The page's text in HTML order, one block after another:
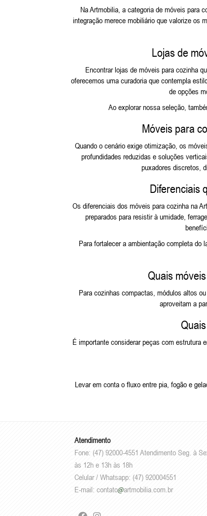
Na Artmobilia, a categoria de móveis para
integração merece mobiliário que valorize os
Lojas de
Encontrar lojas de móveis para cozinha
oferecemos uma curadoria que contempla
de opções
Ao explorar nossa seleção,
Móveis para
Quando o cenário exige otimização, os
profundidades reduzidas e soluções
puxadores discretos,
Diferenciais
Os diferenciais dos móveis para cozinha na
preparados para resistir à umidade,
Para fortalecer a ambientação completa do
Quais
Para cozinhas compactas, módulos altos
aproveitam a
É importante considerar peças com estrutura
Levar em conta o fluxo entre pia, fogão e
Atendimento
Fone: (47) 92000-4551 Atendimento Seg. à
às 12h e 13h às 18h
Celular / Whatsapp: (47) 920004551
E-mail: contato artmobilia.com.br